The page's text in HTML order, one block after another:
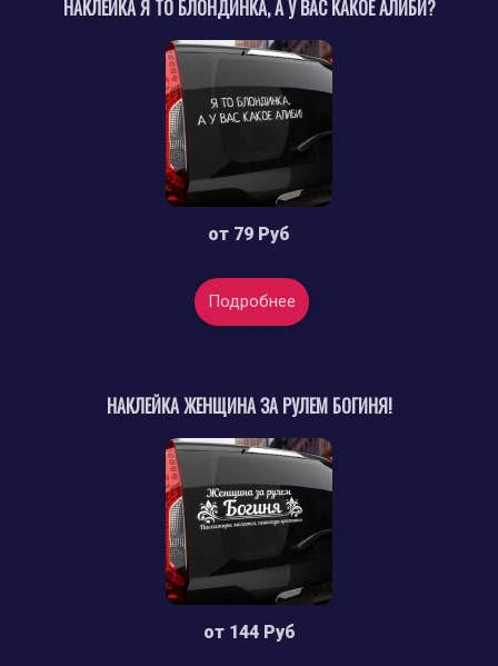
НАКЛЕЙКА Я ТО БЛОНДИНКА, А У ВАС КАКОЕ АЛИБИ?
от 79 Руб
Подробнее
НАКЛЕЙКА ЖЕНЩИНА ЗА РУЛЕМ БОГИНЯ!
от 144 Руб